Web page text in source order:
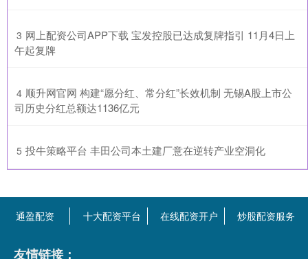
3 ​网上配资公司APP下载 宝发控股已达成复牌指引 11月4日上
午起复牌
4 ​顺升网官网 构建“愿分红、常分红”长效机制 无锡A股上市公
司历史分红总额达1136亿元
5 ​投牛策略平台 丰田公司本土建厂意在逆转产业空洞化
通盈配资 十大配资平台 在线配资开户 炒股配资服务
友情链接：